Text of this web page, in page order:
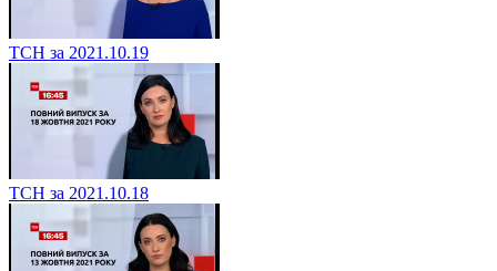
ТСН за 2021.10.19
ТСН за 2021.10.18